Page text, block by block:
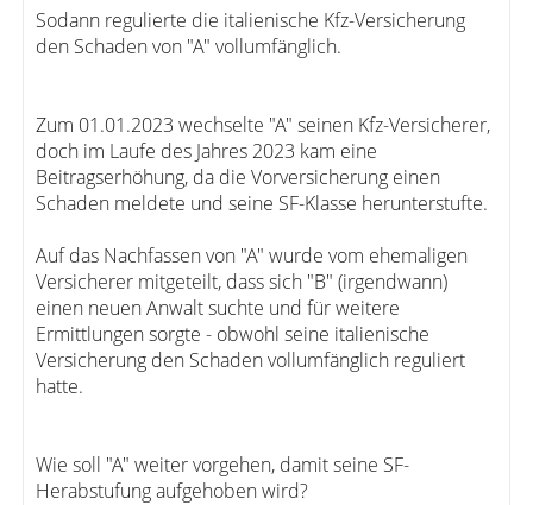
Sodann regulierte die italienische Kfz-Versicherung
den Schaden von "A" vollumfänglich.
Zum 01.01.2023 wechselte "A" seinen Kfz-Versicherer,
doch im Laufe des Jahres 2023 kam eine
Beitragserhöhung, da die Vorversicherung einen
Schaden meldete und seine SF-Klasse herunterstufte.
Auf das Nachfassen von "A" wurde vom ehemaligen
Versicherer mitgeteilt, dass sich "B" (irgendwann)
einen neuen Anwalt suchte und für weitere
Ermittlungen sorgte - obwohl seine italienische
Versicherung den Schaden vollumfänglich reguliert
hatte.
Wie soll "A" weiter vorgehen, damit seine SF-
Herabstufung aufgehoben wird?